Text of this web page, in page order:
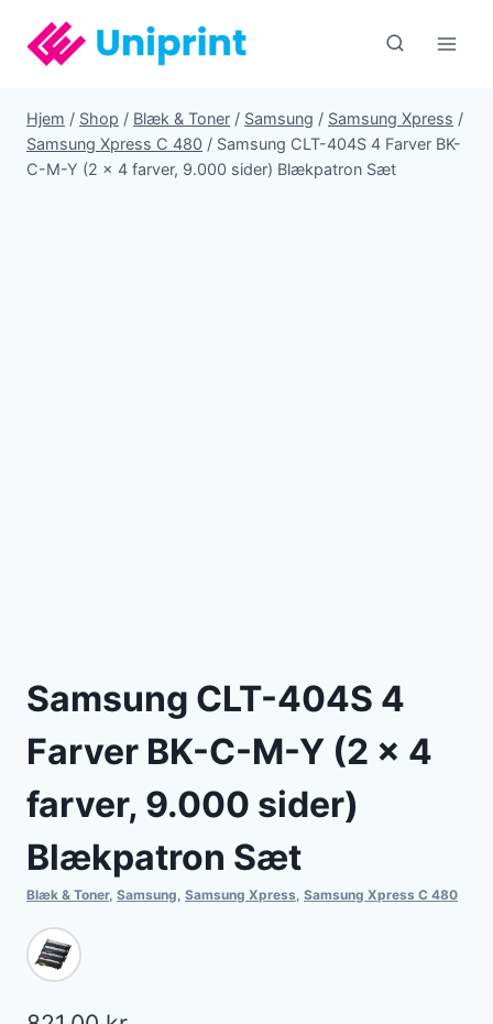
indhold
Hjem / Shop / Blæk & Toner / Samsung / Samsung Xpress /
Samsung Xpress C 480 / Samsung CLT-404S 4 Farver BK-
C-M-Y (2 x 4 farver, 9.000 sider) Blækpatron Sæt
Samsung CLT-404S 4
Farver BK-C-M-Y (2 x 4
farver, 9.000 sider)
Blækpatron Sæt
Blæk & Toner, Samsung, Samsung Xpress, Samsung Xpress C 480